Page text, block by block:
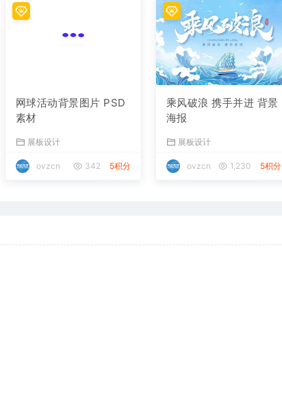
网球活动背景图片 PSD
素材
展板设计
ovzcn 342 5积分
乘风破浪 携手并进 背景
海报
展板设计
ovzcn 1,230 5积分